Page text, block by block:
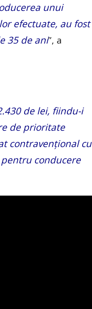
unui
efectuate, au fost
35 de ani”, a
de lei, fiindu-i
de prioritate
contravenţional cu
conducere